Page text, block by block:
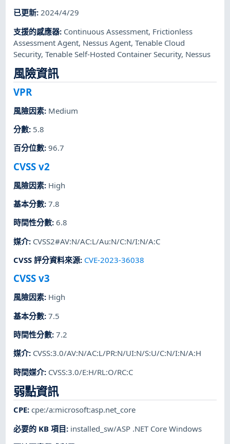
已更新:2024/4/29
支援的感應器: Continuous Assessment, Frictionless
Assessment Agent, Nessus Agent,Tenable Cloud
Security,Tenable Self-Hosted Container Security, Nessus
風險資訊
VPR
風險因素: Medium
分數: 5.8
百分位數:96.7
CVSS v2
風險因素: High
基本分數:7.8
時間性分數:6.8
媒介: CVSS2#AV:N/AC:L/Au:N/C:N/I:N/A:C
CVSS 評分資料來源: CVE-2023-36038
CVSS v3
風險因素: High
基本分數:7.5
時間性分數:7.2
媒介: CVSS:3.0/AV:N/AC:L/PR:N/UI:N/S:U/C:N/I:N/A:H
時間媒介: CVSS:3.0/E:H/RL:O/RC:C
弱點資訊
CPE:cpe:/a:microsoft:asp.net_core
必要的 KB 項目: installed_sw/ASP .NET Core Windows